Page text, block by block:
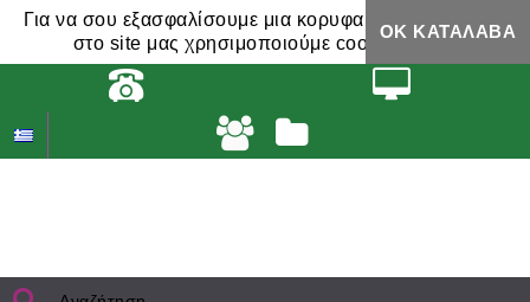
Για να σου εξασφαλίσουμε μια κορυφαία εμπειρία,
στο site μας χρησιμοποιούμε cookies.
ΟΚ ΚΑΤΆΛΑΒΑ